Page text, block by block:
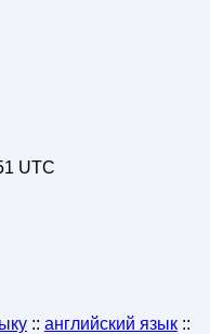
UTC
:: английский язык::